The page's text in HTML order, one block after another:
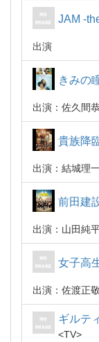
JAM -
出演
きみの
出演：佐久間
貴族降
出演：結城理
前田建
出演：山田純
女子高
出演：佐渡正
ギルテ
TV